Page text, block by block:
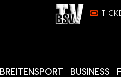
BREITENSPORT BUSINESS